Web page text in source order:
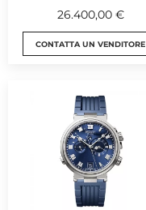
26.400,00 €
CONTATTA UN VENDITORE